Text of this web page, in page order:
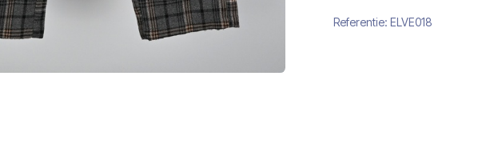
Referentie: ELVE018